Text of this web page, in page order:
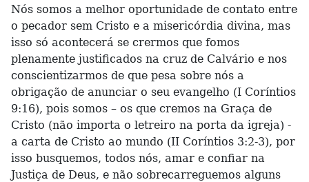
Nós somos a melhor oportunidade de contato entre
o pecador sem Cristo e a misericórdia divina, mas
isso só acontecerá se crermos que fomos
plenamente justificados na cruz de Calvário e nos
conscientizarmos de que pesa sobre nós a
obrigação de anunciar o seu evangelho (I Coríntios
9:16), pois somos – os que cremos na Graça de
Cristo (não importa o letreiro na porta da igreja) -
a carta de Cristo ao mundo (II Coríntios 3:2-3), por
isso busquemos, todos nós, amar e confiar na
Justiça de Deus, e não sobrecarreguemos alguns